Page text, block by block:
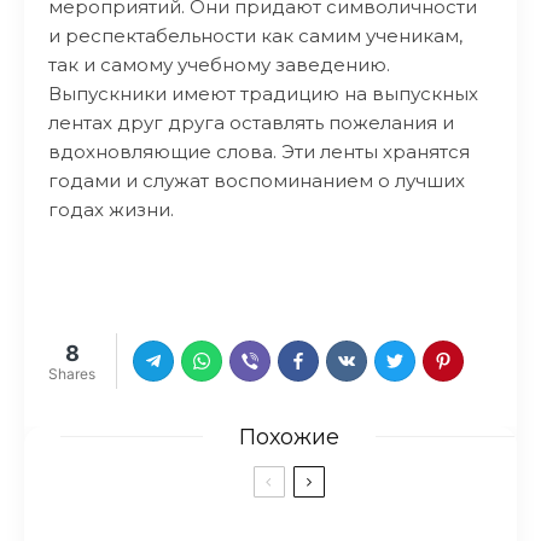
мероприятий. Они придают символичности
и респектабельности как самим ученикам,
так и самому учебному заведению.
Выпускники имеют традицию на выпускных
лентах друг друга оставлять пожелания и
вдохновляющие слова. Эти ленты хранятся
годами и служат воспоминанием о лучших
годах жизни.
8
Shares
Похожие